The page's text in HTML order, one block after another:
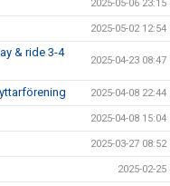
2025-05-06 23:15
2025-05-02 12:54
& ride 3-4
2025-04-23 08:47
2025-04-08 22:44
2025-04-08 15:04
2025-03-27 08:52
2025-02-25